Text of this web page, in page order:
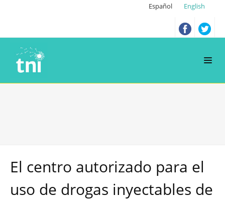
Español English
El centro autorizado para el
uso de drogas inyectables de